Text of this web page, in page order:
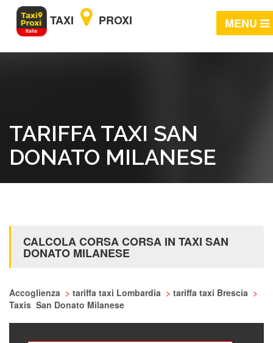
TAXI PROXI MENU
TARIFFA TAXI SAN
DONATO MILANESE
CALCOLA CORSA CORSA IN TAXI SAN
DONATO MILANESE
Accoglienza > tariffa taxi Lombardia > tariffa taxi Brescia >
Taxis San Donato Milanese